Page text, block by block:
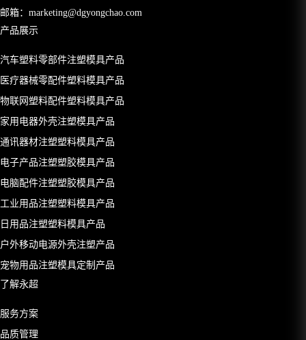
邮箱： marketing@dgyongchao.com
产品展示
汽车塑料零部件注塑模具产品
医疗器械零配件塑料模具产品
物联网塑料配件塑料模具产品
家用电器外壳注塑模具产品
通讯器材注塑塑料模具产品
电子产品注塑塑胶模具产品
电脑配件注塑塑胶模具产品
工业用品注塑塑料模具产品
日用品注塑塑料模具产品
户外移动电源外壳注塑产品
宠物用品注塑模具定制产品
了解永超
服务方案
品质管理